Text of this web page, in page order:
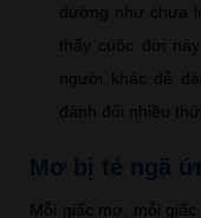
dường như chưa
thấy cuộc đời
người khác dễ
đánh đổi nhiều
Mơ bị té ngã
Mỗi giấc mơ, mỗi